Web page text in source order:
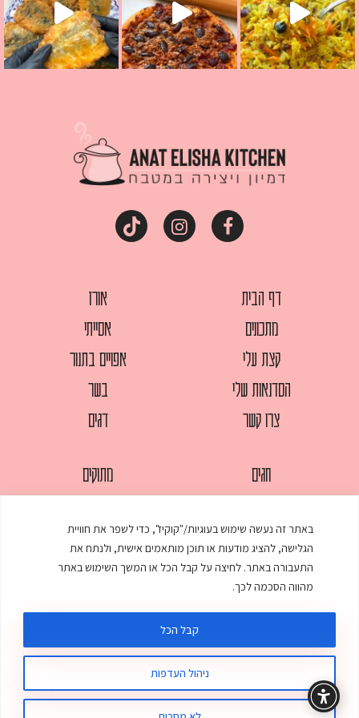
באתר זה נעשה שימוש בעוגיות/"קוקיז", כדי לשפר את חוויית
הגלישה, להציג מודעות או תוכן מותאמים אישית, ולנתח את
התעבורה באתר. לחיצה על קבל הכל או המשך השימוש באתר
מהווה הסכמה לכך.
ניהול העדפות
קבל הכל
דף הבית
מתכונים
קצת עלי
הסדנאות שלי
צרו קשר
אורז
אסייתי
אפויים בתנור
בשר
דגים
חגים
מאפים
ממולאים
מרקים
מתוקים
עוגות
עוף
© כל הזכויות שמורות לענת אלישע | עיצוב ובניית אתר
תקנון האתר מדיניות פרטיות